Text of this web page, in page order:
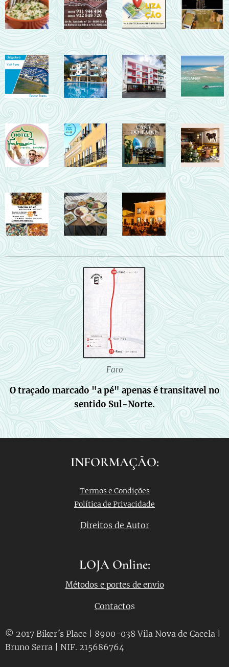
Faro
O traçado marcado "a pé" apenas é transitavel no
sentido Sul-Norte.
INFORMAÇÃO:
Termos e Condições
Política de Privacidade
Direitos de Autor
LOJA Online:
Métodos e portes de envio
Contactos
© 2017 Biker´s Place | 8900-038 Vila Nova de Cacela |
Bruno Serra | NIF. 215686764